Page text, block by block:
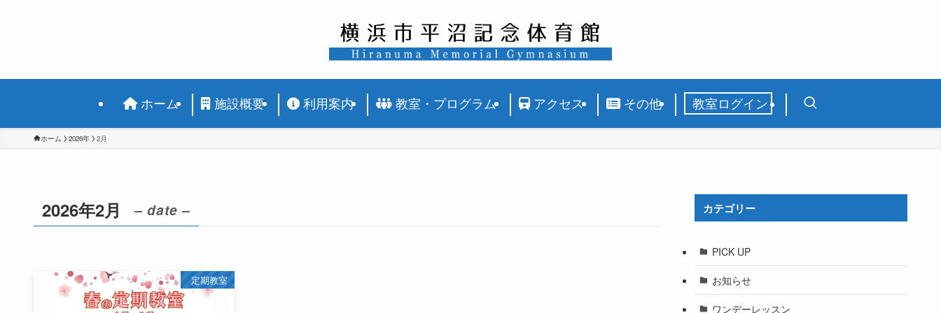
ホーム 施設概要 利用案内 教室・プログラム アクセス その他 教室ログイン
ホーム 2026年 2月
2026年2月 – date –
定期教室
カテゴリー
PICK UP
お知らせ
ワンデーレッスン